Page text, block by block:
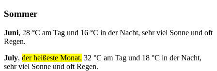
Sommer
Juni, 28 °C am Tag und 16 °C in der Nacht, sehr viel Sonne und oft
Regen.
July, der heißeste Monat, 32 °C am Tag und 18 °C in der Nacht,
sehr viel Sonne und oft Regen.